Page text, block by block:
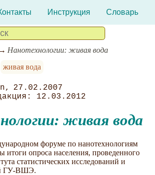
Инструкция Словарь
Нанотехнологии: живая вода
живая вода
27.02.2007
12.03.2012
живая вода
форуме по нанотехнологиям
итоги опроса населения, проведенного
статистических исследований и
ГУ-ВШЭ.